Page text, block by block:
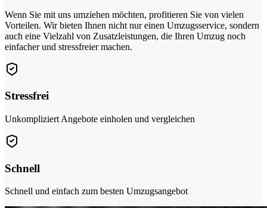
Wenn Sie mit uns umziehen möchten, profitieren Sie von vielen
Vorteilen. Wir bieten Ihnen nicht nur einen Umzugsservice, sondern
auch eine Vielzahl von Zusatzleistungen, die Ihren Umzug noch
einfacher und stressfreier machen.
Stressfrei
Unkompliziert Angebote einholen und vergleichen
Schnell
Schnell und einfach zum besten Umzugsangebot